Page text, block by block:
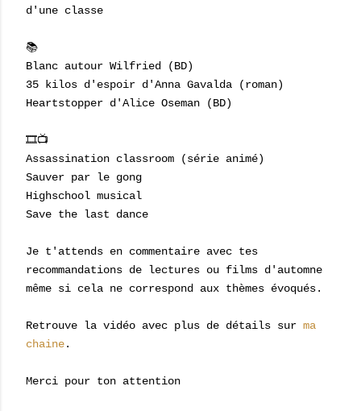
d'une classe
📚
Blanc autour Wilfried (BD)
35 kilos d'espoir d'Anna Gavalda (roman)
Heartstopper d'Alice Oseman (BD)
🎞📺
Assassination classroom (série animé)
Sauver par le gong
Highschool musical
Save the last dance
Je t'attends en commentaire avec tes
recommandations de lectures ou films d'automne
même si cela ne correspond aux thèmes évoqués.
Retrouve la vidéo avec plus de détails sur ma
chaine.
Merci pour ton attention